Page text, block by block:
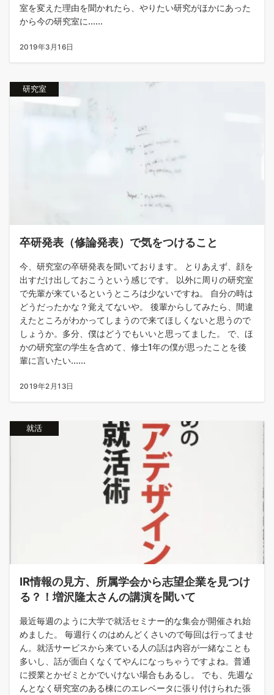
室を変えた理由を聞かれたら、やりたい研究がほかにあった
から今の研究室に......
2019年3月16日
研究室
卒研発表（修論発表）で気をつけること
今、研究室の卒研発表を聞いております。 とりあえず、顔を
出すだけ出しておこうという感じです。 以外に周りの研究室
で先輩が来ているというところは少ないですね。 自分の時は
どうだったかな？覚えてないや。 後輩からしてみたら、間違
えたところがわかってしまうので来てほしくないと思うので
しょうか。多分、僕はどうでもいいと思ってました。 で、ほ
かの研究室の学生を含めて、修士1年の僕が思ったことを後
輩に言いたい......
2019年2月13日
就活
IR情報の見方、所属学会から志望企業を見つけ
る？！増沢隆太さんの講演を聞いて
最近毎週のように大学で就活セミナー的な集会が開催され始
めました。 毎週行くのはめんどくさいので毎回は行ってませ
ん。就活サービスから来ている人の話は内容が一緒なことも
多いし、話が面白くなくてやんになっちゃうですよね。普通
に授業とかゼミとかでいけない場合もあるし。 でも、先週な
んとなく研究室のある棟にのエレベータに張り付けられた張